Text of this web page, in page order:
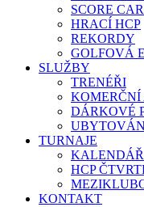
SCORE
HRACÍ HCP
REKORDY
GOLFOVÁ
SLUŽBY
TRENÉŘI
KOMERČNÍ
DÁRKOVÉ
TURNAJE
HCP
KONTAKT